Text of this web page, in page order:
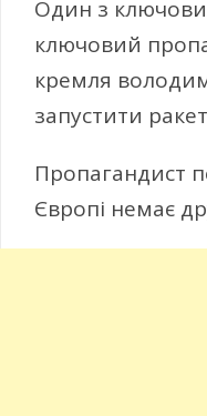
Один з
ключовий
кремля
запустити
Пропагандист
Європі немає